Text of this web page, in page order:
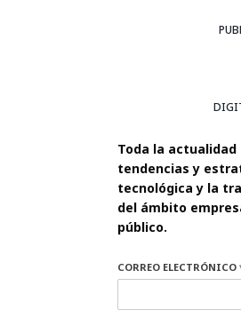
Toda la
tendencias y
tecnológica y la
del ámbito
público.
CORREO ELECTRÓNICO